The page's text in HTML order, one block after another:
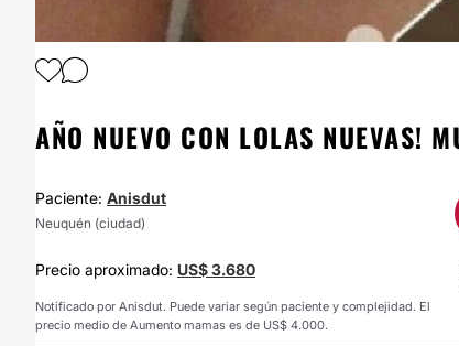
AÑO NUEVO CON LOLAS NUEVAS!
Paciente: Anisdut
Neuquén (ciudad)
Precio aproximado: US$ 3.680
Notificado por Anisdut. Puede variar según paciente y complejidad. El
precio medio de Aumento mamas es de US$ 4.000.